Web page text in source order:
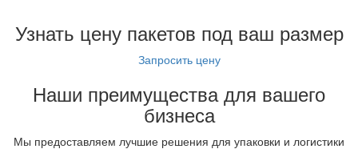
Узнать цену пакетов под ваш размер
Запросить цену
Наши преимуществадля вашего
бизнеса
Мы предоставляем лучшие решения для упаковки и логистики